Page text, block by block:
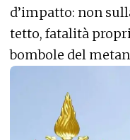
d’impatto: non
tetto, fatalità
bombole del